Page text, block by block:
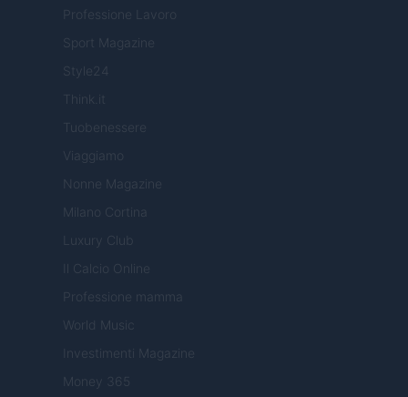
Professione Lavoro
Sport Magazine
Style24
Think.it
Tuobenessere
Viaggiamo
Nonne Magazine
Milano Cortina
Luxury Club
Il Calcio Online
Professione mamma
World Music
Investimenti Magazine
Money 365